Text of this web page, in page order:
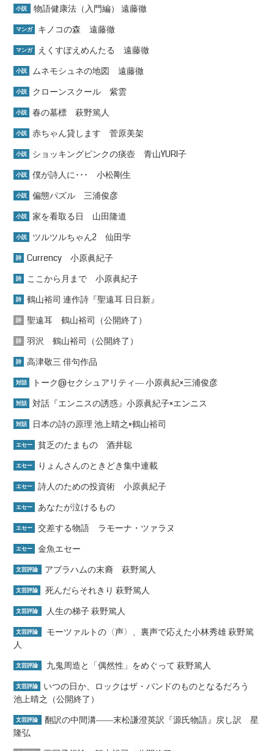
小説 物語健康法（入門編） 遠藤徹
マンガ キノコの森 遠藤徹
マンガ えくすぽえめんたる 遠藤徹
小説 ムネモシュネの地図 遠藤徹
小説 クローンスクール 紫雲
小説 春の墓標 萩野篤人
小説 赤ちゃん貸します 菅原美架
小説 ショッキングピンクの痰壺 青山YURI子
小説 僕が詩人に･･･ 小松剛生
小説 偏態パズル 三浦俊彦
小説 家を看取る日 山田隆道
小説 ツルツルちゃん2 仙田学
詩 Currency 小原眞紀子
詩 ここから月まで 小原眞紀子
詩 鶴山裕司 連作詩『聖遠耳 日日新』
詩 聖遠耳 鶴山裕司（公開終了）
詩 羽沢 鶴山裕司（公開終了）
詩 高津敬三 俳句作品
対話 トーク@セクシュアリティ― 小原眞紀×三浦俊彦
対話 対話『エンニスの誘惑』小原眞紀子×エンニス
対話 日本の詩の原理 池上晴之×鶴山裕司
エセー 貧乏のたまもの 酒井聡
エセー りょんさんのときどき集中連載
エセー 詩人のための投資術 小原眞紀子
エセー あなたが泣けるもの
エセー 交差する物語 ラモーナ・ツァラヌ
エセー 金魚エセー
文芸評論 アブラハムの末裔 萩野篤人
文芸評論 死んだらそれきり 萩野篤人
文芸評論 人生の梯子 萩野篤人
文芸評論
モーツァルトの〈声〉、裏声で応えた小林秀雄 萩野篤
人
文芸評論 九鬼周造と「偶然性」をめぐって 萩野篤人
文芸評論
いつの日か、ロックはザ・バンドのものとなるだろう
池上晴之（公開終了）
文芸評論
翻訳の中間溝――末松謙澄英訳『源氏物語』戻し訳 星
隆弘